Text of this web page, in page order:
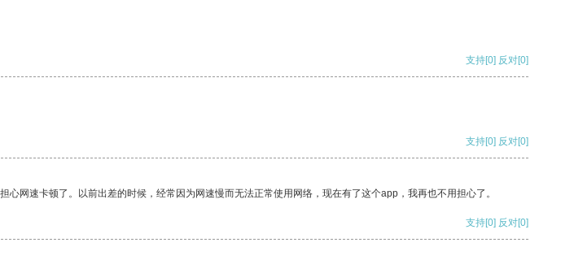
支持[0] 反对[0]
支持[0] 反对[0]
网速卡顿了。以前出差的时候，经常因为网速慢而无法正常使用网络，现在有了这个app，我再也不用担心了。
支持[0] 反对[0]